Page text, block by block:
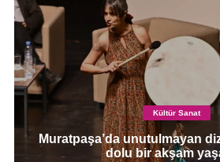
Kültür Sanat
Muratpaşa’da unutulmayan
dolu bir akşam